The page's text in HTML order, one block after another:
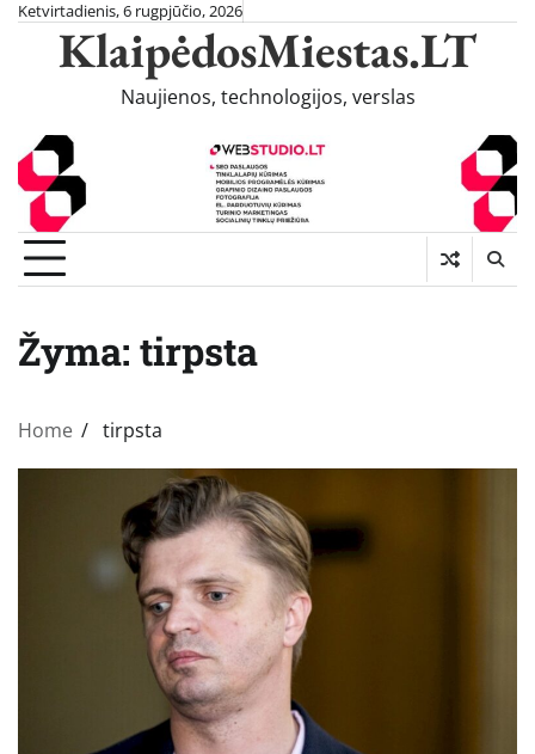
Skip
content
Ketvirtadienis, 6 rugpjūčio, 2026
KlaipėdosMiestas.LT
Naujienos, technologijos, verslas
Žyma: tirpsta
Home tirpsta